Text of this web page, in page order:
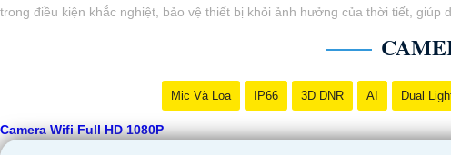
trong điều kiện khắc nghiệt, bảo vệ thiết bị khỏi ảnh hưởng của thời tiết, giúp
Mic Và Loa IP66 3D DNR AI Dual
Camera Wifi Full HD 1080P